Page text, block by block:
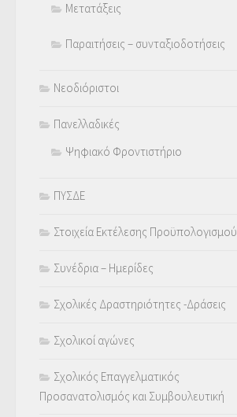
Μετατάξεις
Παραιτήσεις – συνταξιοδοτήσεις
Νεοδιόριστοι
Πανελλαδικές
Ψηφιακό Φροντιστήριο
ΠΥΣΔΕ
Στοιχεία Εκτέλεσης Προϋπολογισμού
Συνέδρια – Ημερίδες
Σχολικές Δραστηριότητες -Δράσεις
Σχολικοί αγώνες
Σχολικός Επαγγελματικός
Προσανατολισμός και Συμβουλευτική